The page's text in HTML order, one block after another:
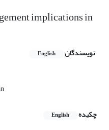
implications in
نویسندگان English
چکیده
English